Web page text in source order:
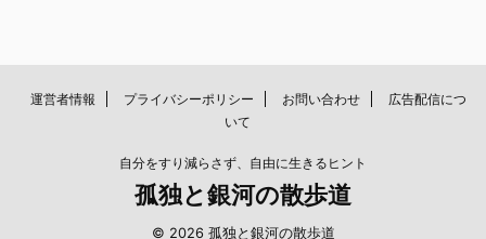
運営者情報 プライバシーポリシー お問い合わせ
広告配信につ
いて
自分をすり減らさず、自由に生きるヒント
孤独と銀河の散歩道
© 2026 孤独と銀河の散歩道